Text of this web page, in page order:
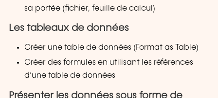
sa portée (fichier, feuille de calcul)
Les tableaux de données
Créer une table de données (Format as Table)
Créer des formules en utilisant les références
d’une table de données
Présenter les données sous forme de